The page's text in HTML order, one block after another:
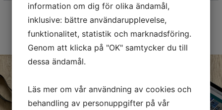
information om dig för olika ändamål,
inklusive: bättre användarupplevelse,
funktionalitet, statistik och marknadsföring.
Genom att klicka på "OK" samtycker du till
dessa ändamål.
Läs mer om vår användning av cookies och
behandling av personuppgifter på vår